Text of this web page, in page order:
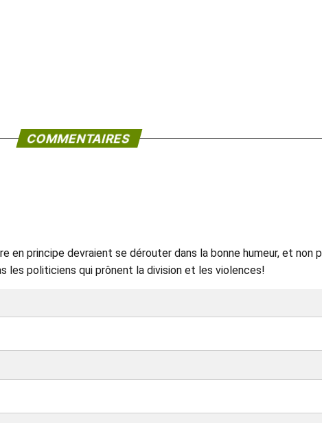
COMMENTAIRES
en principe devraient se dérouter dans la bonne humeur, et non
les politiciens qui prônent la division et les violences!